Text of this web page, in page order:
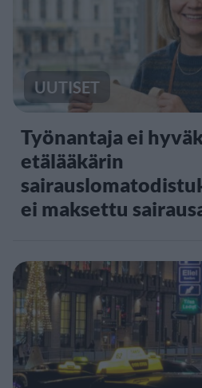
UUTISET
Työnantaja ei
etälääkärin
ei maksettu